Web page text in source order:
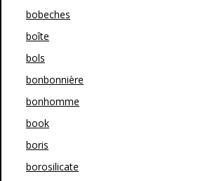
bobeches
boîte
bols
bonbonnière
bonhomme
book
boris
borosilicate